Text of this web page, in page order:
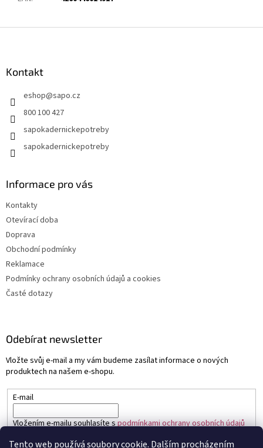
Tento web používá soubory cookie. Dalším procházením
Kontakt
eshop@sapo.cz
800 100 427
sapokadernickepotreby
sapokadernickepotreby
Informace pro vás
Kontakty
Otevírací doba
Doprava
Obchodní podmínky
Reklamace
Podmínky ochrany osobních údajů a cookies
Časté dotazy
Odebírat newsletter
Vložte svůj e-mail a my vám budeme zasílat informace o nových
produktech na našem e-shopu.
E-mail
Vložením e-mailu souhlasíte spodmínkami ochrany osobních údajů